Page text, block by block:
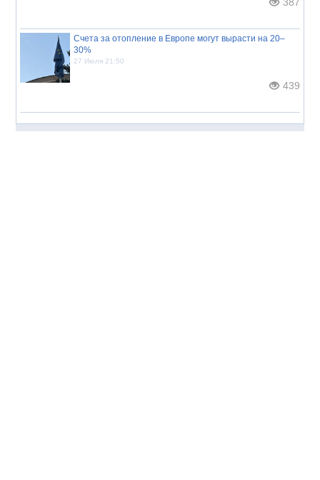
Счета за отопление в Европе могут вырасти на 20–
30%
27 Июля 21:50
439